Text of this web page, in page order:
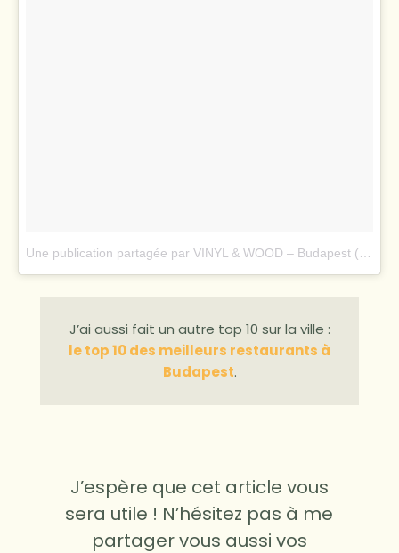
J’ai aussi fait un autre top 10 sur la ville :
le top 10 des meilleurs restaurants à
Budapest.
J’espère que cet article vous
sera utile ! N’hésitez pas à me
partager vous aussi vos